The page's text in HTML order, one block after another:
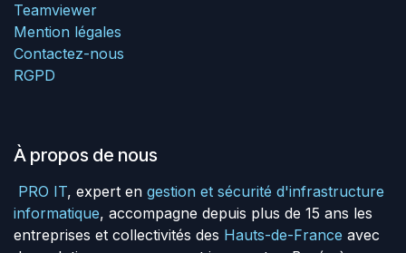
Teamviewer
Mention légales
Contactez-nous
RGPD
À propos de nous
PRO IT, expert en gestion et sécurité d'infrastructure
informatique, accompagne depuis plus de 15 ans les
entreprises et collectivités des Hauts-de-France avec